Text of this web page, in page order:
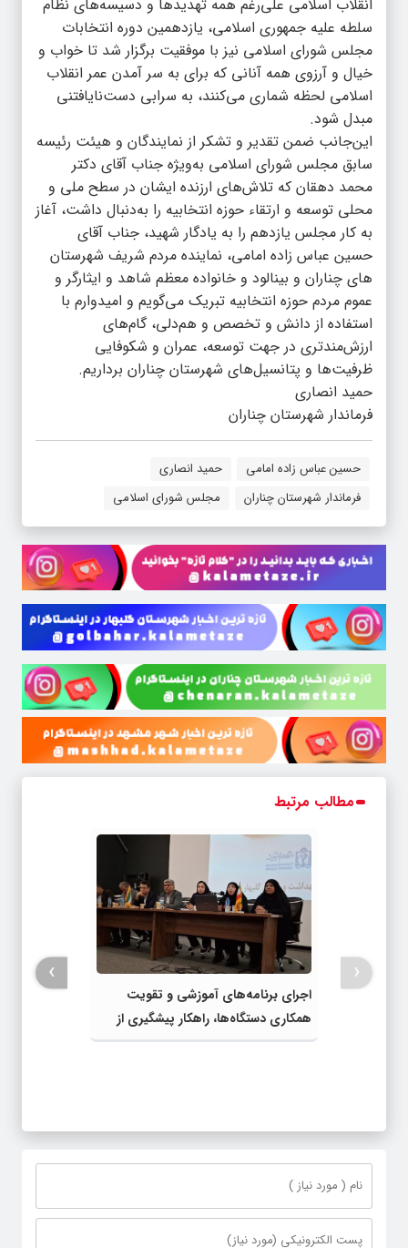
انقلاب اسلامی علی‌رغم همه تهدیدها و دسیسه‌های نظام
سلطه علیه جمهوری اسلامی، یازدهمین دوره انتخابات
مجلس شورای اسلامی نیز با موفقیت برگزار شد تا خواب و
خیال و آرزوی همه آنانی که برای به سر آمدن عمر انقلاب
اسلامی لحظه‌ شماری می‌کنند، به سرابی دست‌نایافتنی
مبدل شود.
این‌جانب ضمن تقدیر و تشکر از نمایندگان و هیئت رئیسه
سابق مجلس شورای اسلامی به‌ویژه جناب آقای دکتر
محمد دهقان که تلاش‌های ارزنده ایشان در سطح ملی و
محلی توسعه‌ و ارتقاء حوزه انتخابیه را به‌دنبال داشت، آغاز
به کار مجلس یازدهم را به یادگار شهید، جناب آقای
حسین عباس زاده امامی، نماینده مردم شریف شهرستان
های چناران و بینالود و خانواده معظم شاهد و ایثارگر و
عموم مردم حوزه انتخابیه تبریک می‌گویم و امیدوارم با
استفاده از دانش و تخصص و هم‌دلی، گام‌های
ارزش‌مندتری در جهت توسعه، عمران و شکوفایی
ظرفیت‌ها و پتانسیل‌های شهرستان چناران برداریم.
حمید انصاری
فرماندار شهرستان چناران
حسین عباس زاده امامی
حمید انصاری
فرماندار شهرستان چناران
مجلس شورای اسلامی
مطالب مرتبط
اجرای برنامه‌های آموزشی و تقویت
همکاری دستگاه‌ها، راهکار پیشگیری از
آسیب‌های اجتماعی شهرستان است
‹
›